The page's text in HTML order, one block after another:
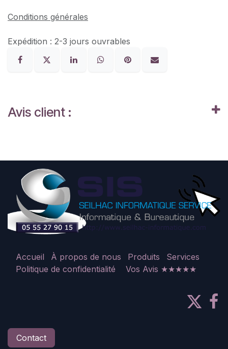
Conditions générales
Expédition : 2-3 jours ouvrables
Avis client :
Accueil À propos de nous Produits
Services
Politique de confidentialité
Vos Avis ★★★★★
Contact